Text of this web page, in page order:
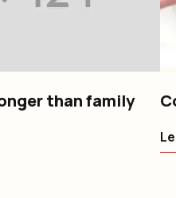
than family